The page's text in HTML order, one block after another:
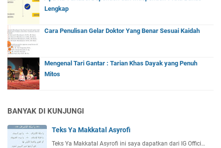
Lengkap
Cara Penulisan Gelar Doktor Yang Benar Sesuai Kaidah
Mengenal Tari Gantar : Tarian Khas Dayak yang Penuh
Mitos
BANYAK DI KUNJUNGI
Teks Ya Makkatal Asyrofi
Teks Ya Makkatal Asyrofi ini saya dapatkan dari IG Offici…